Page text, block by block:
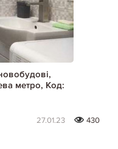
метро, Код:
27.01.23
430